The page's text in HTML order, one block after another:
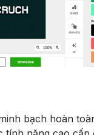
bạch hoàn